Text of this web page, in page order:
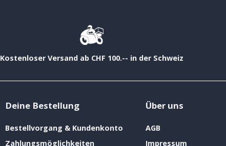
Kostenloser Versand ab CHF 100.-- in der Schweiz
Deine Bestellung
Bestellvorgang & Kundenkonto
Zahlungsmöglichkeiten
Über uns
AGB
Impressum